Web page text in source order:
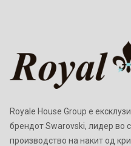
Royale House Group е
брендот Swarovski, лидер во
производство на накит од